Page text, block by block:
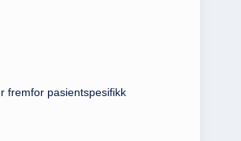
fremfor pasientspesifikk